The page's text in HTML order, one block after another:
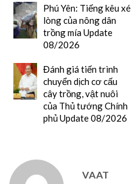
Phú Yên: Tiếng kêu xé
lòng của nông dân
trồng mía Update
08/2026
Đánh giá tiến trình
chuyển dịch cơ cấu
cây trồng, vật nuôi
của Thủ tướng Chính
phủ Update 08/2026
VAAT